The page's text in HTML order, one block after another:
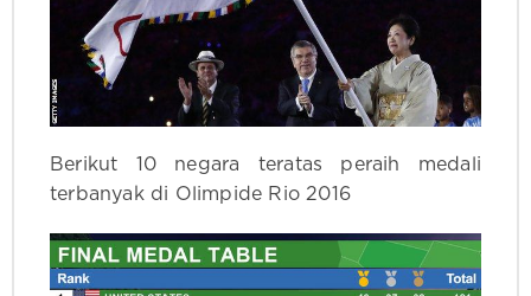
Berikut 10 negara teratas peraih medali
terbanyak di Olimpide Rio 2016